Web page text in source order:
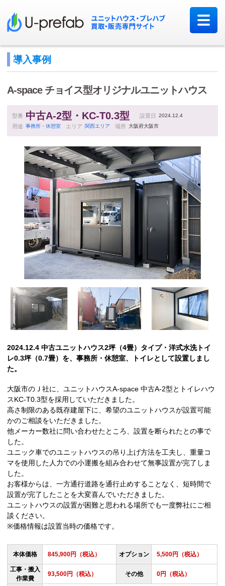
導入事例
A-space チョイス型オリジナルユニットハウス
型番 中古A-2型・KC-T0.3型 設置日 2024.12.4
用途 事務所・休憩室 エリア 関西エリア 場所 大阪府大阪市
2024.12.4 中古ユニットハウス2坪（4畳）タイプ・洋式水洗トイ
レ0.3坪（0.7畳）を、事務所・休憩室、トイレとして設置しまし
た。
大阪市のＪ社に、ユニットハウスA-space 中古A-2型とトイレハウ
スKC-T0.3型を採用していただきました。
高さ制限のある既存建屋下に、希望のユニットハウスが設置可能
かのご相談をいただきました。
他メーカー数社に問い合わせたところ、設置を断られたとの事で
した。
ユニック車でのユニットハウスの吊り上げ方法を工夫し、重量コ
マを使用した人力での小運搬を組み合わせて無事設置が完了しま
した。
お客様からは、一方通行道路を通行止めすることなく、短時間で
設置が完了したことを大変喜んでいただきました。
ユニットハウスの設置が困難と思われる場所でも一度弊社にご相
談ください。
※価格情報は設置当時の価格です。
本体価格 845,900円（税込） オプション 5,500円（税込）
工事・搬入
作業費
93,500円（税込） その他 0円（税込）